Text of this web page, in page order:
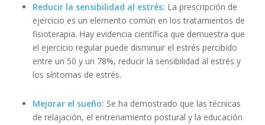
Reducir la sensibilidad al estrés: La prescripción de
ejercicio es un elemento común en los tratamientos de
fisioterapia. Hay evidencia científica que demuestra que
el ejercicio regular puede disminuir el estrés percibido
entre un 50 y un 78%, reducir la sensibilidad al estrés y
los síntomas de estrés.
Mejorar el sueño: Se ha demostrado que las técnicas
de relajación, el entrenamiento postural y la educación